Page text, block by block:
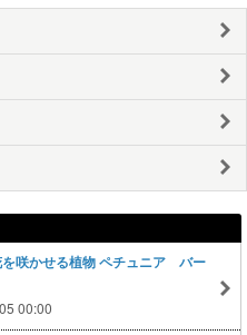
咲かせる植物 ペチュニア バー
00:00